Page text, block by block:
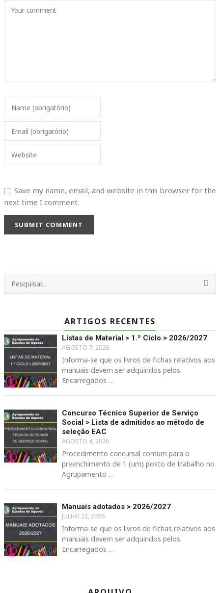
Your comment
Name (obrigatório)
Email (obrigatório)
Website
Save my name, email, and website in this browser for the
next time I comment.
SUBMIT COMMENT
ARTIGOS RECENTES
Listas de Material > 1.º Ciclo > 2026/2027
AGOSTO 7, 2026
Informa-se que os livros de fichas relativos aos
manuais devem ser adquiridos pelos
Encarregados …
Concurso Técnico Superior de Serviço
Social > Lista de admitidos ao método de
seleção EAC
AGOSTO 4, 2026
Procedimento concursal comum para o
preenchimento de 1 (um) posto de trabalho no
Agrupamento …
Manuais adotados > 2026/2027
JULHO 22, 2026
Informa-se que os livros de fichas relativos aos
manuais devem ser adquiridos pelos
Encarregados …